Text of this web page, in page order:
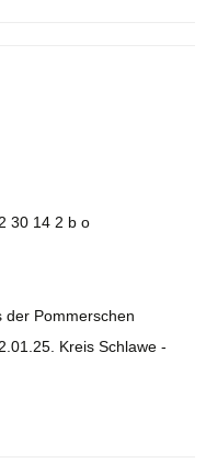
30 14 2 b o
der Pommerschen
Kreis Schlawe -